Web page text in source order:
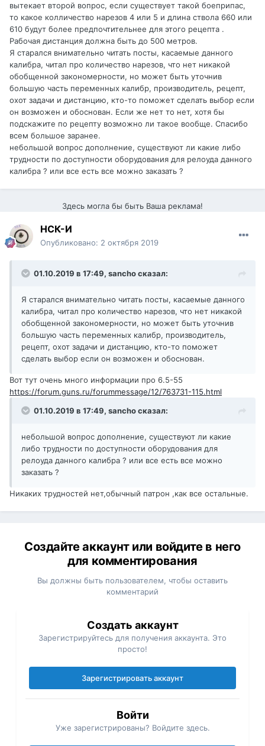
вытекает второй вопрос, если существует такой боеприпас,
то какое колличество нарезов 4 или 5 и длина ствола 660 или
610 будут более предпочтительнее для этого рецепта .
Рабочая дистанция должна быть до 500 метров.
Я старался внимательно читать посты, касаемые данного
калибра, читал про количество нарезов, что нет никакой
обобщенной закономерности, но может быть уточнив
большую часть переменных калибр, производитель, рецепт,
охот задачи и дистанцию, кто-то поможет сделать выбор если
он возможен и обоснован. Если же нет то нет, хотя бы
подскажите по рецепту возможно ли такое вообще. Спасибо
всем большое заранее.
небольшой вопрос дополнение, существуют ли какие либо
трудности по доступности оборудования для релоуда данного
калибра ? или все есть все можно заказать ?
Здесь могла бы быть Ваша реклама!
НСК-И
Опубликовано: 2 октября 2019
01.10.2019 в 17:49, sanchoсказал:
Я старался внимательно читать посты, касаемые данного
калибра, читал про количество нарезов, что нет никакой
обобщенной закономерности, но может быть уточнив
большую часть переменных калибр, производитель,
рецепт, охот задачи и дистанцию, кто-то поможет
сделать выбор если он возможен и обоснован.
Вот тут очень много информации про 6.5-55
https://forum.guns.ru/forummessage/12/763731-115.html
01.10.2019 в 17:49, sanchoсказал:
небольшой вопрос дополнение, существуют ли какие
либо трудности по доступности оборудования для
релоуда данного калибра ? или все есть все можно
заказать ?
Никаких трудностей нет,обычный патрон ,как все остальные.
Создайте аккаунт или войдите в него
для комментирования
Вы должны быть пользователем, чтобы оставить
комментарий
Создать аккаунт
Зарегистрируйтесь для получения аккаунта. Это
просто!
Зарегистрировать аккаунт
Войти
Уже зарегистрированы? Войдите здесь.